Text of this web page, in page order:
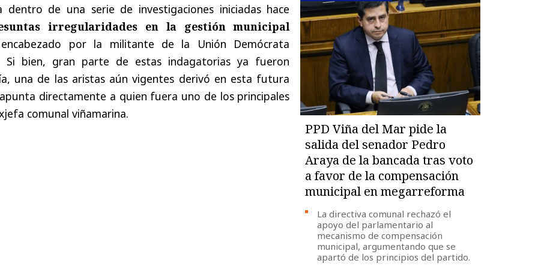
dentro de una serie de investigaciones iniciadas hace
irregularidades en la gestión municipal
por la militante de la Unión Demócrata
Si bien, gran parte de estas indagatorias ya fueron
una de las aristas aún vigentes derivó en esta futura
directamente a quien fuera uno de los principales
comunal viñamarina.
PPD Viña del Mar pide la
salida del senador Pedro
Araya de la bancada tras voto
a favor de la compensación
municipal en megarreforma
La directiva comunal rechazó el
apoyo del parlamentario al
mecanismo de compensación
municipal, argumentando que se
apartó de los principios del partido.